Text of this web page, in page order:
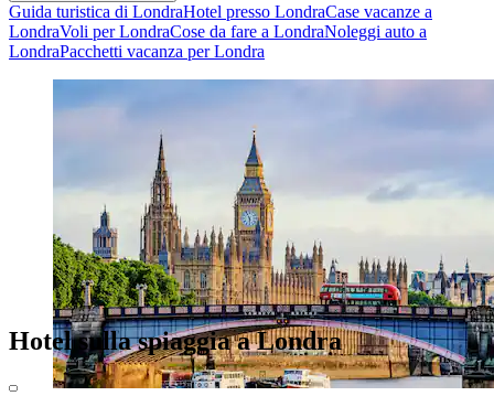
Guida turistica di LondraHotel presso LondraCase vacanze a
LondraVoli per LondraCose da fare a LondraNoleggi auto a
LondraPacchetti vacanza per Londra
Hotel sulla spiaggia a Londra